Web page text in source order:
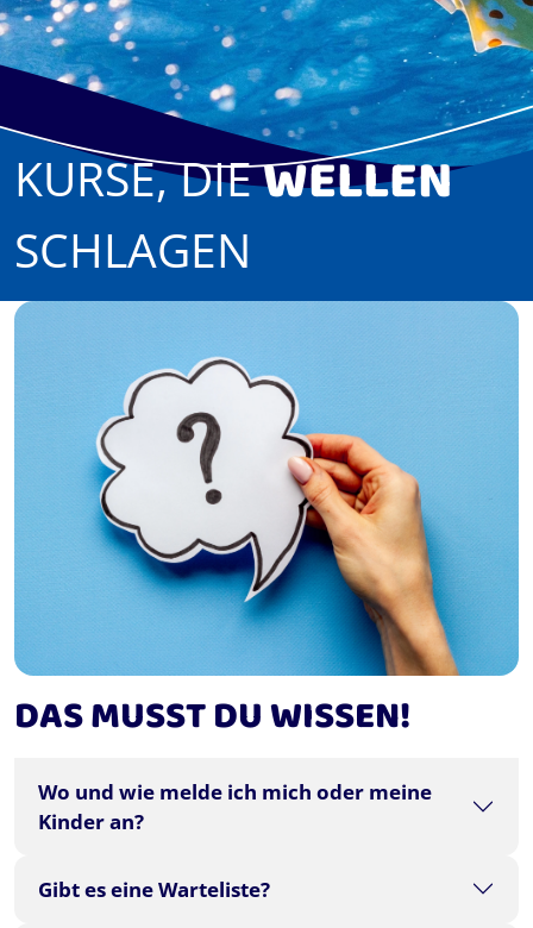
KURSE, DIEWELLEN
SCHLAGEN
DAS MUSST DU WISSEN!
Wo und wie melde ich mich oder meine
Kinder an?
Gibt es eine Warteliste?